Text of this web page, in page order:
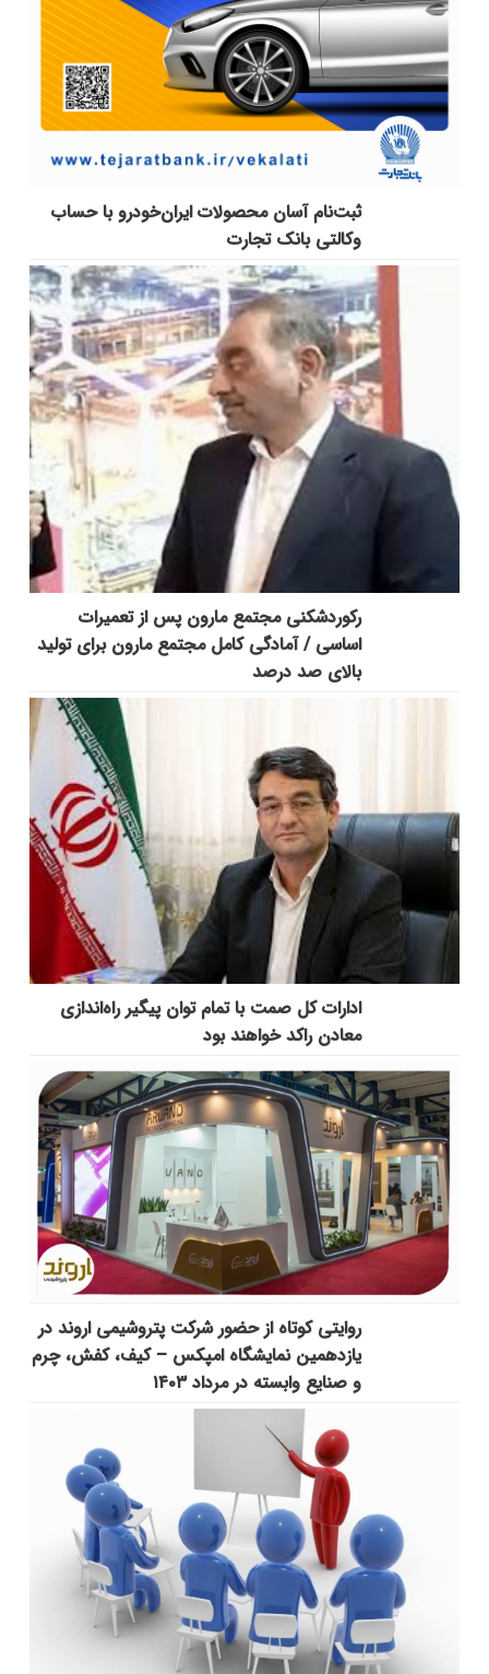
ثبت‌نام آسان محصولات ایران‌خودرو با حساب
وکالتی بانک تجارت
رکوردشکنی مجتمع مارون پس از تعمیرات
اساسی / آمادگی کامل مجتمع مارون برای تولید
بالای صد درصد
ادارات کل صمت با تمام توان پیگیر راه‌اندازی
معادن راکد خواهند بود
روایتی کوتاه از حضور شرکت پتروشیمی اروند در
یازدهمین نمایشگاه امپکس‌ – کیف، کفش، چرم
و صنایع وابسته در مرداد ۱۴۰۳